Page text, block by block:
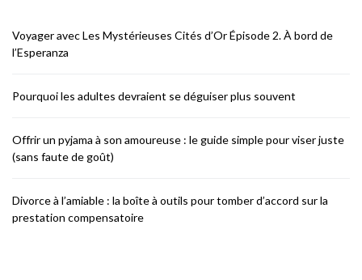
Voyager avec Les Mystérieuses Cités d’Or Épisode 2. À bord de
l’Esperanza
Pourquoi les adultes devraient se déguiser plus souvent
Offrir un pyjama à son amoureuse : le guide simple pour viser juste
(sans faute de goût)
Divorce à l’amiable : la boîte à outils pour tomber d’accord sur la
prestation compensatoire